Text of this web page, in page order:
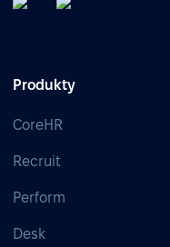
Produkty
CoreHR
Recruit
Perform
Desk